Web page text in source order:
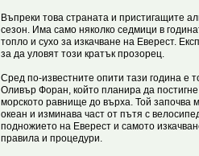
Въпреки това страната и пристигащите
сезон. Има само няколко седмици в
топло и сухо за изкачване на Еверест.
за да уловят този кратък прозорец.
Сред по-известните опити тази година е
Оливър Форан, който планира да
морското равнище до върха. Той започва
океан и изминава част от пътя с
подножието на Еверест и самото
правила и процедури.